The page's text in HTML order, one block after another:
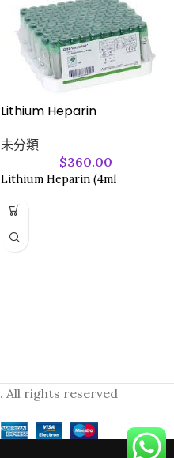
Lithium Heparin
未分類
$360.00
Lithium Heparin (4ml
. All rights reserved